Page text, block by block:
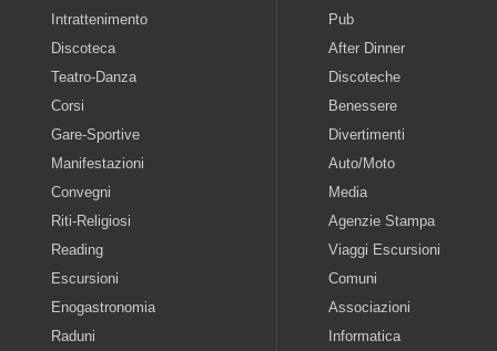
Intrattenimento
Discoteca
Teatro-Danza
Corsi
Gare-Sportive
Manifestazioni
Convegni
Riti-Religiosi
Reading
Escursioni
Enogastronomia
Raduni
Pub
After Dinner
Discoteche
Benessere
Divertimenti
Auto/Moto
Media
Agenzie Stampa
Viaggi Escursioni
Comuni
Associazioni
Informatica